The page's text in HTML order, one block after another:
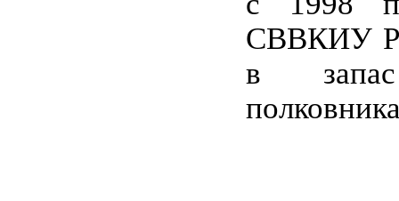
СВВКИУ
в